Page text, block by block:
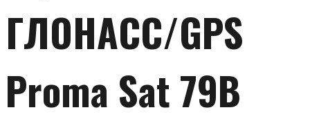
ГЛОНАСС/GPS
Proma Sat 79B